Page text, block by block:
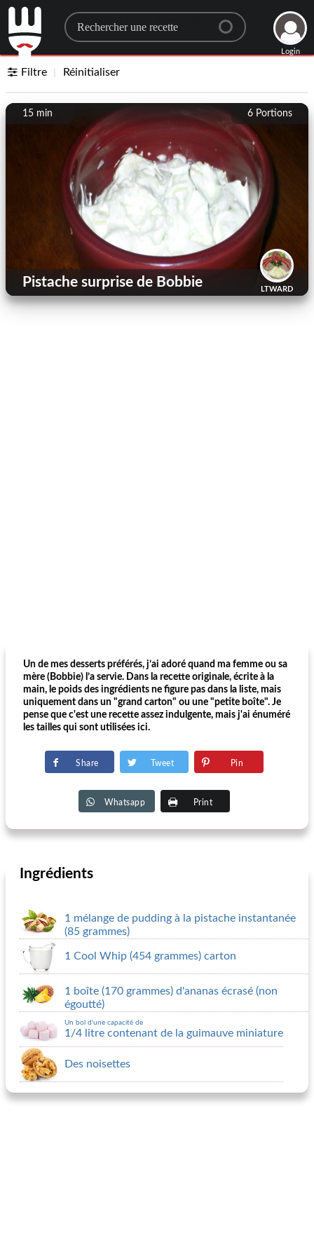
Search for a recipe
Login
Filtre Réinitialiser
6 Portions
15 min
LTWARD
Pistache surprise de Bobbie
Un de mes desserts préférés, j’ai adoré quand ma femme ou sa
mère (Bobbie) l’a servie. Dans la recette originale, écrite à la
main, le poids des ingrédients ne figure pas dans la liste, mais
uniquement dans un "grand carton" ou une "petite boîte". Je
pense que c'est une recette assez indulgente, mais j'ai énuméré
les tailles qui sont utilisées ici.
Share Tweet Pin
Whatsapp Print
Ingrédients
1 mélange de pudding à la pistache instantanée
(85 grammes)
1 Cool Whip (454 grammes) carton
1 boîte (170 grammes) d'ananas écrasé (non
égoutté)
Un bol d'une capacité de
1/4 litre contenant de la guimauve miniature
Des noisettes